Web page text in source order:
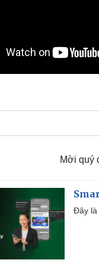
Mời quý
Đây là